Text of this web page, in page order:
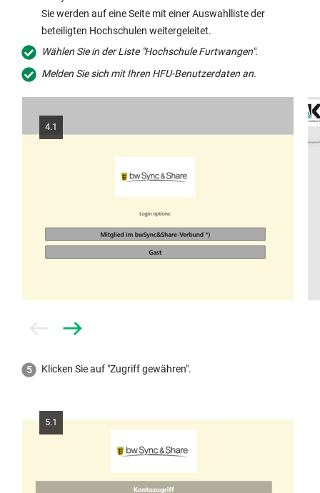
Sie werden auf eine Seite mit einer Auswahlliste der
beteiligten Hochschulen weitergeleitet.
Wählen Sie in der Liste "Hochschule Furtwangen".
Melden Sie sich mit Ihren HFU-Benutzerdaten an.
4.1
Next
Klicken Sie auf "Zugriff gewähren".
5.1